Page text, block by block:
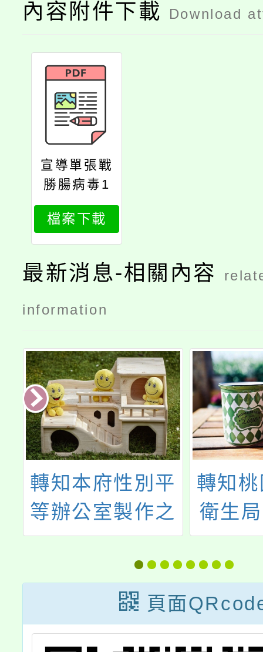
內容附件下載 Download
宣導單張戰
勝腸病毒1
檔案下載
最新消息-相關內容
information
轉知本府性別平
等辦公室製作之
「性平e摺學酷
卡」一案，敬請
參閱或下載使
用，請查照。
轉知
衛生
度自
自殺
服務
流程
頁面